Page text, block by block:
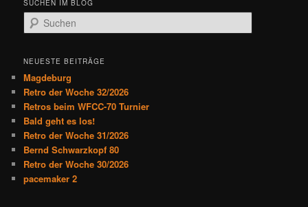
r
a
v
i
g
a
t
i
o
SUCHEN IM BLOG
u
h
n
NEUESTE BEITRÄGE
Magdeburg
Retro der Woche 32/2026
Retros beim WFCC-70 Turnier
Bald geht es los!
Retro der Woche 31/2026
Bernd Schwarzkopf 80
Retro der Woche 30/2026
pacemaker 2